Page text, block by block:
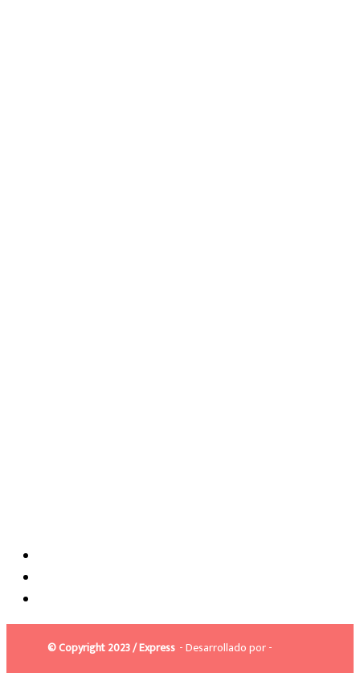
© Copyright 2023 / Express - Desarrollado por -